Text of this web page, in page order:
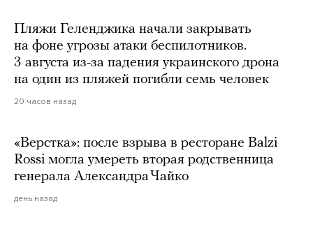
Пляжи Геленджика начали закрывать
на фоне угрозы атаки беспилотников.
3 августа из-за падения украинского дрона
на один из пляжей погибли семь человек
20 часов назад
«Верстка»: после взрыва в ресторане Balzi
Rossi могла умереть вторая родственница
генерала Александра Чайко
день назад